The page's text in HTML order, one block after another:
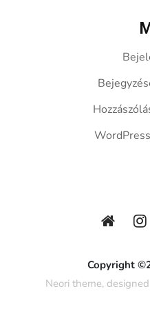
Copyright
Neori theme,